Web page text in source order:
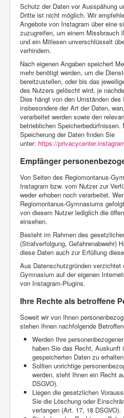
Schutz der Daten vor Ausspähung
Dritte ist nicht möglich. Wir
Angebote von Instagram über eine
zuzugreifen, um einem Missbrauch
und ein Mitlesen unverschlüsselt
verhindern.
Nach eigenen Angaben speichert
mehr benötigt werden, um die
bereitzustellen, oder bis das
des Nutzers gelöscht wird, je
Dies hängt von den Umständen des
insbesondere der Art der Daten,
verarbeitet werden sowie den
betrieblichen Speicherbedürfnissen.
Speicherung der Daten finden Sie
unter: https://
Empfänger
Von Seiten des Regiomontanus-
Instagram bzw. vom Nutzer zur
weder erhoben noch verarbeitet.
Regiomontanus-Gymnasiums
von diesem Nutzer lediglich die
einsehen.
Besteht im Rahmen des
(Strafverfolgung, Gefahrenabwehr)
diese Daten auch zur Erfüllung
Aus Datenschutzgründen verzichtet
Gymnasium auf der eigenen
von Instagram-Plugins.
Ihre Rechte als betroffene
Soweit wir von Ihnen
stehen Ihnen nachfolgende
Werden Ihre
haben Sie das Recht, Auskunft
gespeicherten Daten zu
Sollten unrichtige
werden, steht Ihnen ein Recht
DSGVO).
Liegen die gesetzlichen
Sie die Löschung oder
verlangen (Art. 17, 18 DSGVO).